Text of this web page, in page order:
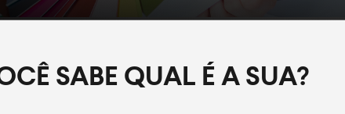
SABE QUAL É A SUA?